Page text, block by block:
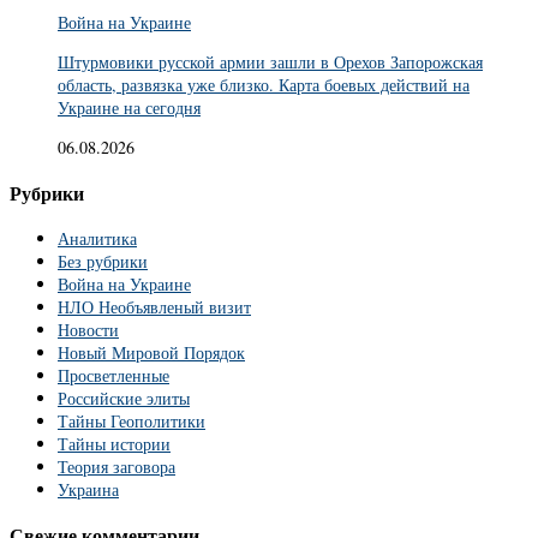
Война на Украине
Штурмовики русской армии зашли в Орехов Запорожская
область, развязка уже близко. Карта боевых действий на
Украине на сегодня
06.08.2026
Рубрики
Аналитика
Без рубрики
Война на Украине
НЛО Необъявленый визит
Новости
Новый Мировой Порядок
Просветленные
Российские элиты
Тайны Геополитики
Тайны истории
Теория заговора
Украина